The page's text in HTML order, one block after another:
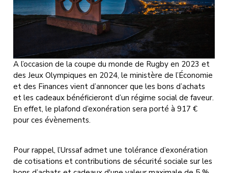
A l’occasion de la coupe du monde de Rugby en 2023 et
des Jeux Olympiques en 2024, le ministère de l’Économie
et des Finances vient d’annoncer que les bons d’achats
et les cadeaux bénéficieront d’un régime social de faveur.
En effet, le plafond d’exonération sera porté à 917 €
pour ces évènements.
Pour rappel, l’Urssaf admet une tolérance d’exonération
de cotisations et contributions de sécurité sociale sur les